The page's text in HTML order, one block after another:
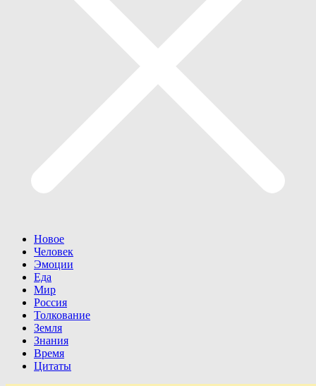
Новое
Человек
Эмоции
Еда
Мир
Россия
Толкование
Земля
Знания
Время
Цитаты